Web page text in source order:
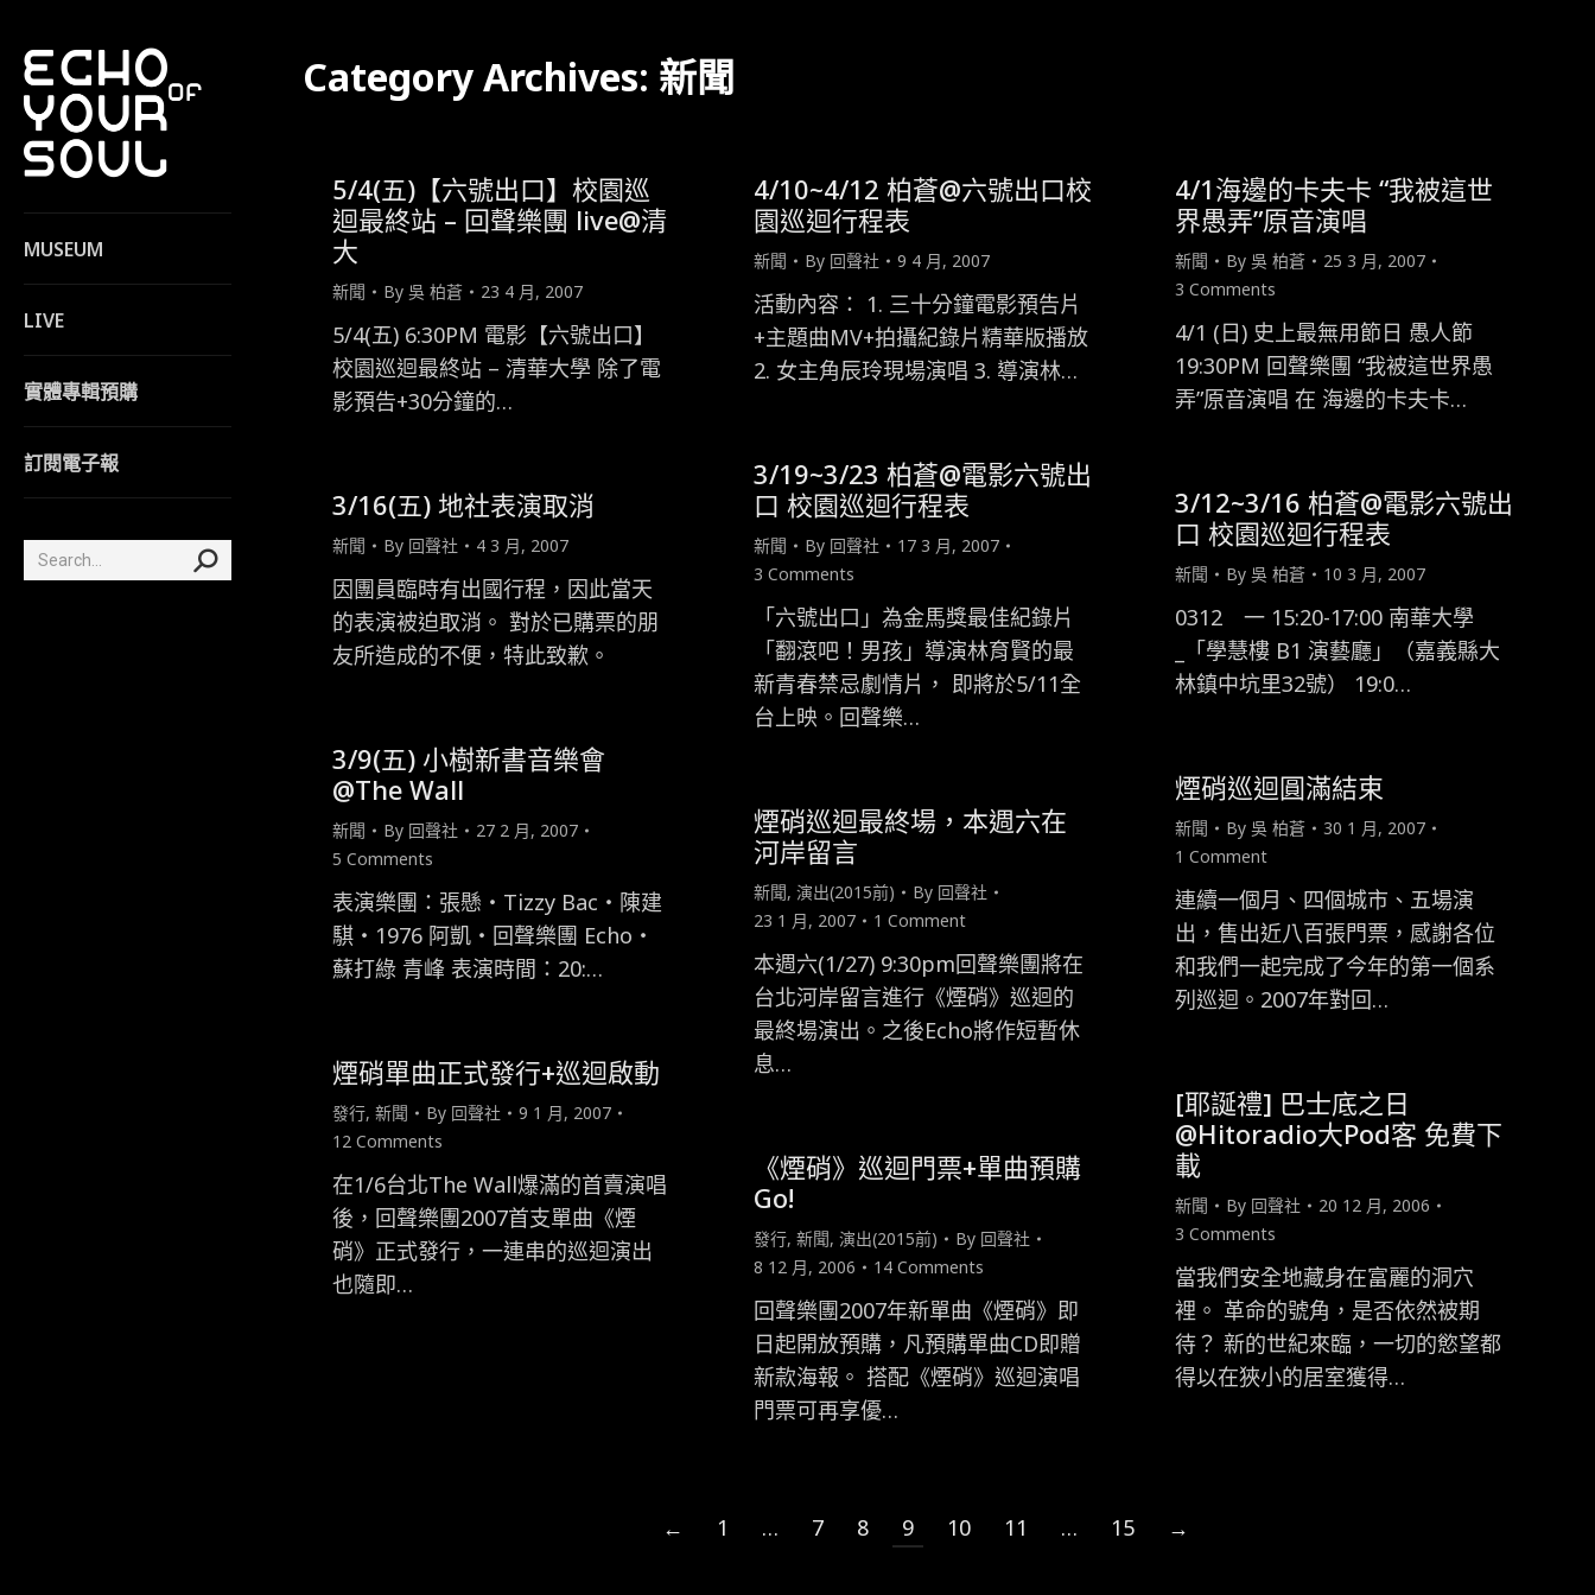
MUSEUM
LIVE
實體專輯預購
訂閱電子報
Search:
Category Archives: 新聞
5/4(五)【六號出口】校園巡
迴最終站 – 回聲樂團 live@清
大
新聞 By吳 柏蒼 23 4 月, 2007
5/4(五) 6:30PM 電影【六號出口】
校園巡迴最終站 – 清華大學 除了電
影預告+30分鐘的…
4/10~4/12 柏蒼@六號出口校
園巡迴行程表
新聞 By 回聲社 9 4 月, 2007
活動內容： 1. 三十分鐘電影預告片
+主題曲MV+拍攝紀錄片精華版播放
2. 女主角辰玲現場演唱 3. 導演林…
4/1海邊的卡夫卡 “我被這世
界愚弄”原音演唱
新聞 By吳 柏蒼
25 3 月, 2007
3 Comments
4/1 (日) 史上最無用節日 愚人節
19:30PM 回聲樂團 “我被這世界愚
弄”原音演唱 在 海邊的卡夫卡…
3/19~3/23 柏蒼@電影六號出
口 校園巡迴行程表
新聞 By 回聲社
17 3 月, 2007
3 Comments
「六號出口」為金馬獎最佳紀錄片
「翻滾吧！男孩」導演林育賢的最
新青春禁忌劇情片， 即將於5/11全
台上映。回聲樂…
3/12~3/16 柏蒼@電影六號出
口 校園巡迴行程表
新聞 By吳 柏蒼 10 3 月, 2007
0312 一 15:20-17:00 南華大學
_「學慧樓 B1 演藝廳」（嘉義縣大
林鎮中坑里32號） 19:0…
3/16(五) 地社表演取消
新聞 By 回聲社 4 3 月, 2007
因團員臨時有出國行程，因此當天
的表演被迫取消。 對於已購票的朋
友所造成的不便，特此致歉。
3/9(五) 小樹新書音樂會
@The Wall
新聞 By 回聲社
27 2 月, 2007
5 Comments
表演樂團：張懸‧Tizzy Bac‧陳建
騏‧1976 阿凱‧回聲樂團 Echo‧
蘇打綠 青峰 表演時間：20:…
煙硝巡迴圓滿結束
新聞 By吳 柏蒼
30 1 月, 2007
1 Comment
連續一個月、四個城市、五場演
出，售出近八百張門票，感謝各位
和我們一起完成了今年的第一個系
列巡迴。2007年對回…
煙硝巡迴最終場，本週六在
河岸留言
新聞,演出(2015前) By 回聲社
23 1 月, 2007
1 Comment
本週六(1/27) 9:30pm回聲樂團將在
台北河岸留言進行《煙硝》巡迴的
最終場演出。之後Echo將作短暫休
息…
煙硝單曲正式發行+巡迴啟動
發行,新聞 By 回聲社
9 1 月, 2007
12 Comments
在1/6台北The Wall爆滿的首賣演唱
後，回聲樂團2007首支單曲《煙
硝》正式發行，一連串的巡迴演出
也隨即…
[耶誕禮] 巴士底之日
@Hitoradio大Pod客 免費下
載
新聞 By 回聲社
20 12 月, 2006
3 Comments
當我們安全地藏身在富麗的洞穴
裡。 革命的號角，是否依然被期
待？ 新的世紀來臨，一切的慾望都
得以在狹小的居室獲得…
《煙硝》巡迴門票+單曲預購
Go!
發行,新聞,演出(2015前) By 回聲社
8 12 月, 2006
14 Comments
回聲樂團2007年新單曲《煙硝》即
日起開放預購，凡預購單曲CD即贈
新款海報。 搭配《煙硝》巡迴演唱
門票可再享優…
← 1 … 7 8 9 10 11 … 15 →